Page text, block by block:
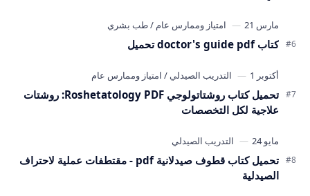
كتاب doctor's guide pdf تحميل
تحميل كتاب روشتاتولوجي Roshetatology PDF: روشتات
علاجية لكل التخصصات
تحميل كتاب قطوف صيدلانية pdf - مقتطفات عملية لاحتراف
الصيدلية